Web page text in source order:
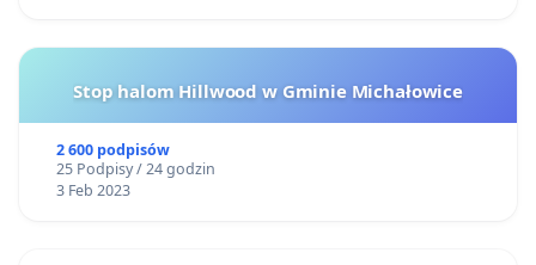
Stop halom Hillwood w Gminie Michałowice
2 600 podpisów
25 Podpisy / 24 godzin
3 Feb 2023